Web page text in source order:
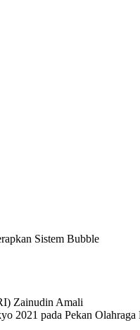
Sistem Bubble
Zainudin Amali
2021 pada Pekan